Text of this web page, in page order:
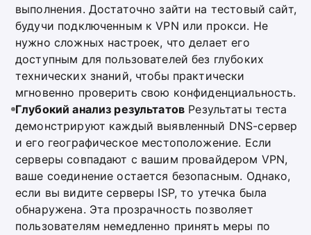
выполнения. Достаточно зайти на тестовый сайт,
будучи подключенным к VPN или прокси. Не
нужно сложных настроек, что делает его
доступным для пользователей без глубоких
технических знаний, чтобы практически
мгновенно проверить свою конфиденциальность.
Глубокий анализ результатов Результаты теста
демонстрируют каждый выявленный DNS-сервер
и его географическое местоположение. Если
серверы совпадают с вашим провайдером VPN,
ваше соединение остается безопасным. Однако,
если вы видите серверы ISP, то утечка была
обнаружена. Эта прозрачность позволяет
пользователям немедленно принять меры по